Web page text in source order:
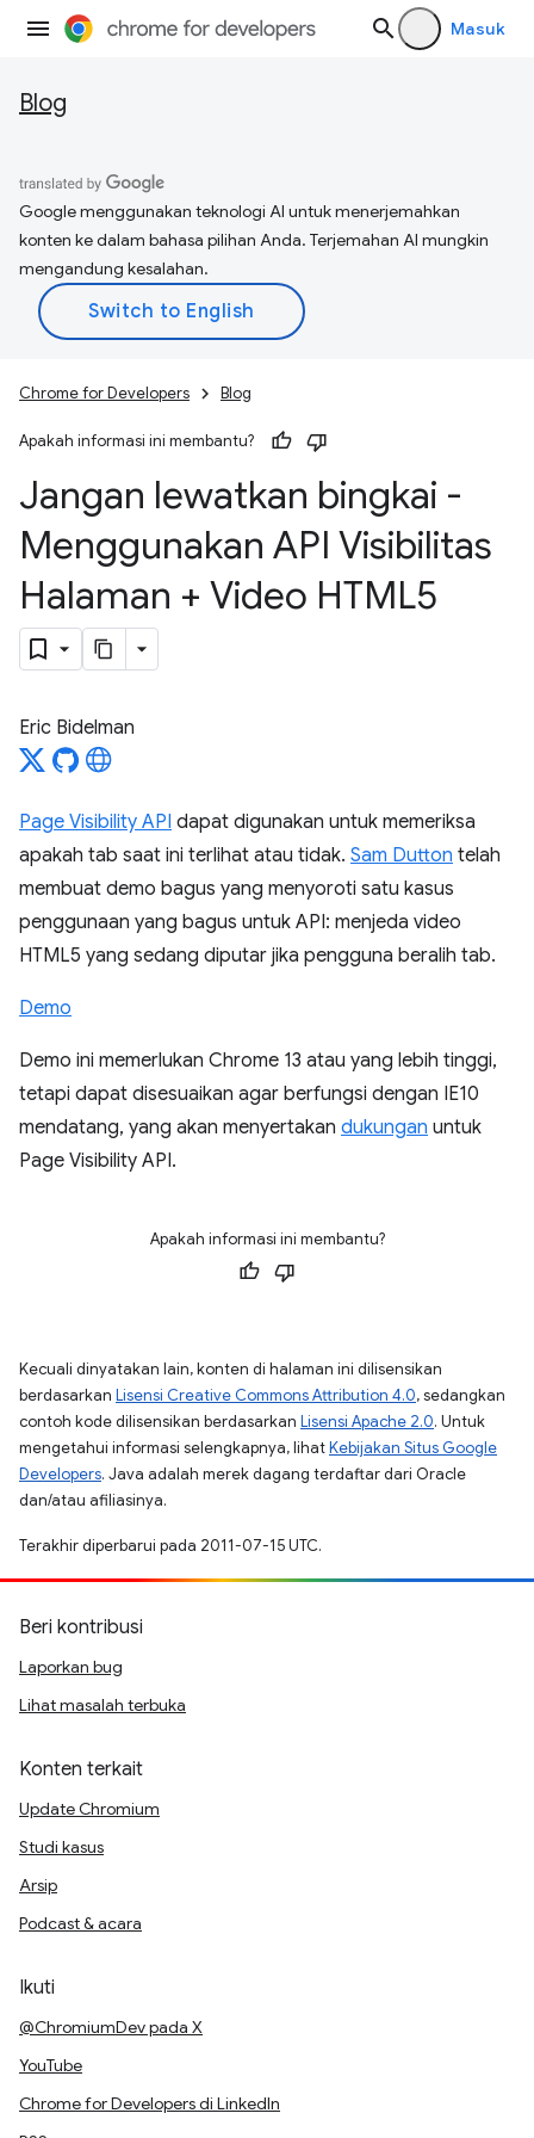
Masuk
Blog
Google menggunakan teknologi AI untuk menerjemahkan
konten ke dalam bahasa pilihan Anda. Terjemahan AI mungkin
mengandung kesalahan.
Chrome for Developers Blog
Apakah informasi ini membantu?
Jangan lewatkan bingkai -
Menggunakan API Visibilitas
Halaman + Video HTML5
Eric Bidelman
Page Visibility API dapat digunakan untuk memeriksa
apakah tab saat ini terlihat atau tidak. Sam Dutton telah
membuat demo bagus yang menyoroti satu kasus
penggunaan yang bagus untuk API: menjeda video
HTML5 yang sedang diputar jika pengguna beralih tab.
Demo
Demo ini memerlukan Chrome 13 atau yang lebih tinggi,
tetapi dapat disesuaikan agar berfungsi dengan IE10
mendatang, yang akan menyertakan dukungan untuk
Page Visibility API.
Apakah informasi ini membantu?
Kecuali dinyatakan lain, konten di halaman ini dilisensikan
berdasarkan Lisensi Creative Commons Attribution 4.0, sedangkan
contoh kode dilisensikan berdasarkan Lisensi Apache 2.0. Untuk
mengetahui informasi selengkapnya, lihatKebijakan Situs Google
Developers. Java adalah merek dagang terdaftar dari Oracle
dan/atau afiliasinya.
Terakhir diperbarui pada 2011-07-15 UTC.
Beri kontribusi
Laporkan bug
Lihat masalah terbuka
Konten terkait
Update Chromium
Studi kasus
Arsip
Podcast & acara
Ikuti
@ChromiumDev pada X
YouTube
Chrome for Developers di LinkedIn